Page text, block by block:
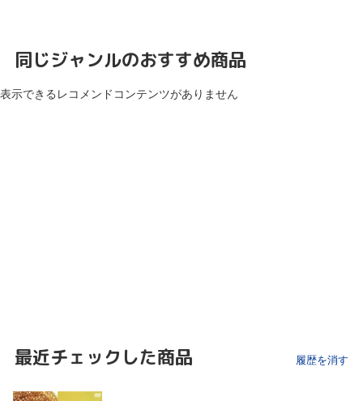
同じジャンルのおすすめ商品
表示できるレコメンドコンテンツがありません
最近チェックした商品 履歴を消す